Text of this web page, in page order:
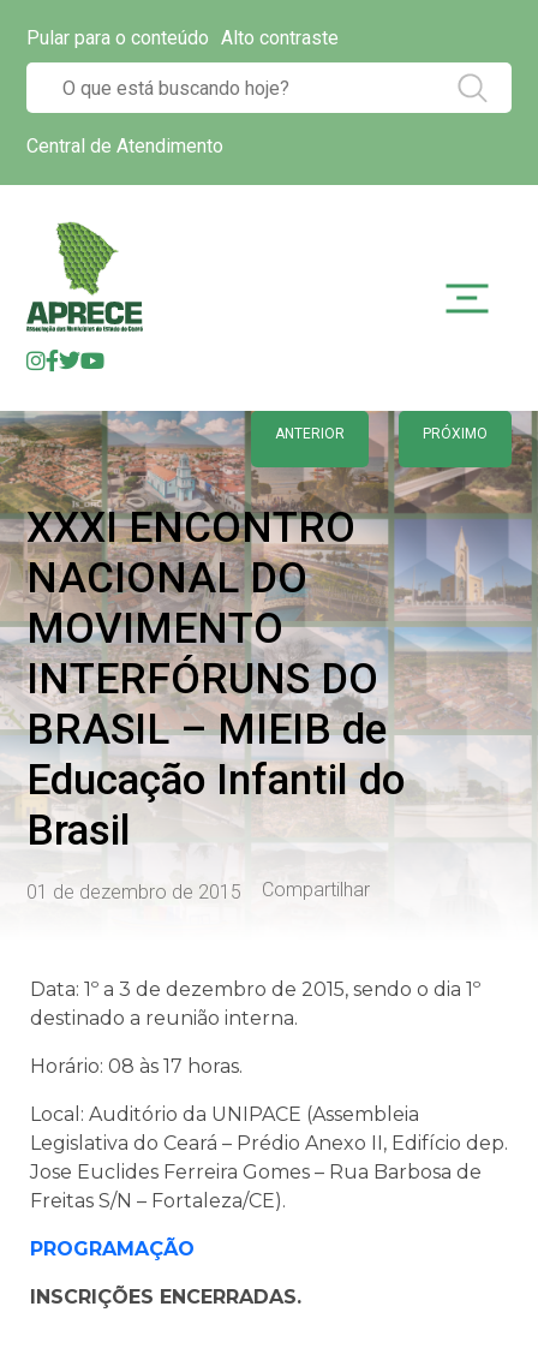
Pular para o conteúdo Alto contraste
Central de Atendimento
ANTERIOR PRÓXIMO
XXXI ENCONTRO
NACIONAL DO
MOVIMENTO
INTERFÓRUNS DO
BRASIL – MIEIB de
Educação Infantil do
Brasil
01 de dezembro de 2015 Compartilhar
Data: 1º a 3 de dezembro de 2015, sendo o dia 1º
destinado a reunião interna.
Horário: 08 às 17 horas.
Local: Auditório da UNIPACE (Assembleia
Legislativa do Ceará – Prédio Anexo II, Edifício dep.
Jose Euclides Ferreira Gomes – Rua Barbosa de
Freitas S/N – Fortaleza/CE).
PROGRAMAÇÃO
INSCRIÇÕES ENCERRADAS.